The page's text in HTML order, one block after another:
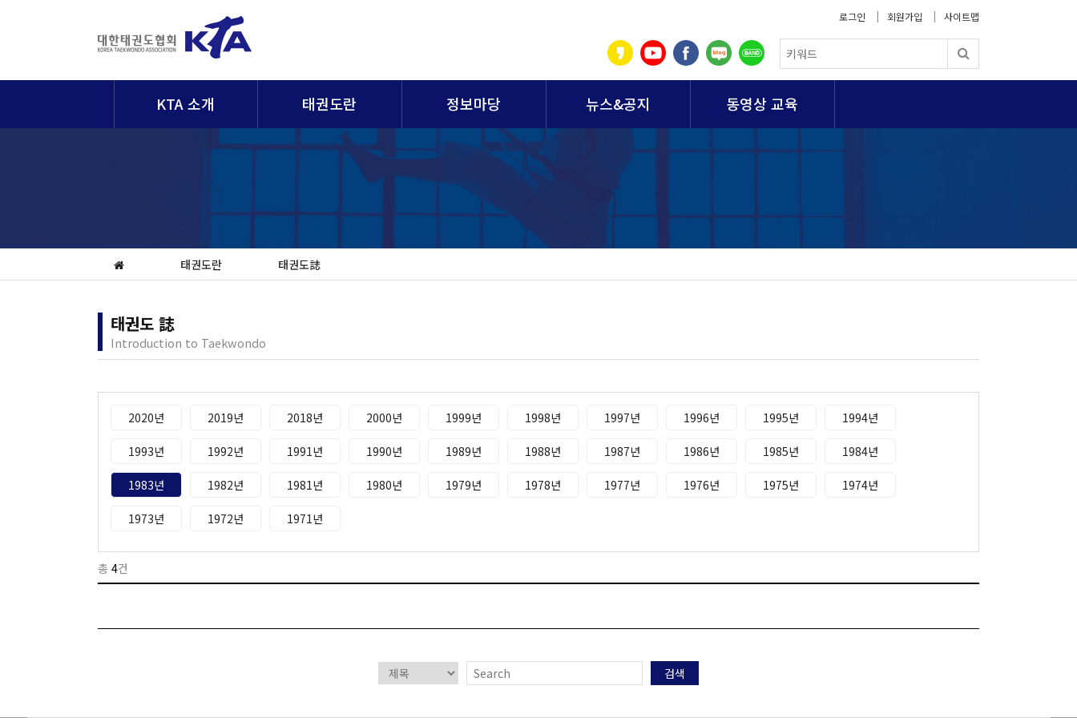
로그인 회원가입 사이트맵
KTA 소개 태권도란 정보마당 뉴스&공지 동영상 교육
태권도란 태권도誌
태권도 誌
Introduction to Taekwondo
2020년 2019년 2018년 2000년 1999년 1998년 1997년 1996년 1995년 1994년
1993년 1992년 1991년 1990년 1989년 1988년 1987년 1986년 1985년 1984년
1983년 1982년 1981년 1980년 1979년 1978년 1977년 1976년 1975년 1974년
1973년 1972년 1971년
총 4건
검색